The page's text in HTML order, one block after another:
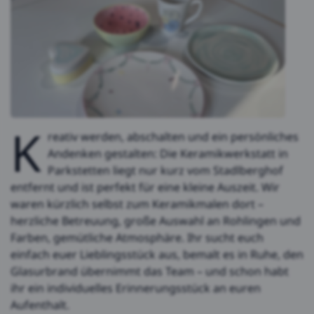
K reativ werden, abschalten und ein persönliches
Andenken gestalten: Die Keramikwerkstatt in
Parkstetten liegt nur kurz vom Stadlberghof
entfernt und ist perfekt für eine kleine Auszeit. Wir
waren kürzlich selbst zum Keramikmalen dort –
herzliche Betreuung, große Auswahl an Rohlingen und
Farben, gemütliche Atmosphäre. Ihr sucht euch
einfach euer Lieblingsstück aus, bemalt es in Ruhe, den
Glasurbrand übernimmt das Team – und schon habt
ihr ein individuelles Erinnerungsstück an euren
Aufenthalt.